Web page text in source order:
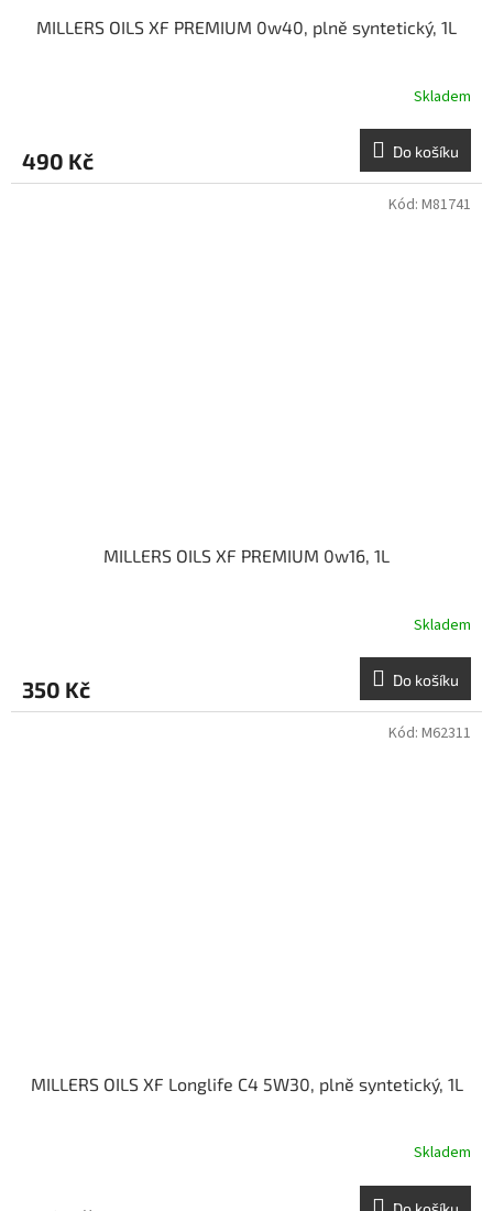
MILLERS OILS XF PREMIUM 0w40, plně syntetický, 1L
Skladem
490 Kč Do košíku
MILLERS OILS XF PREMIUM 0w16, 1L
Skladem
350 Kč Do košíku
Kód: M81741
MILLERS OILS XF Longlife C4 5W30, plně syntetický, 1L
Skladem
Kód: M62311